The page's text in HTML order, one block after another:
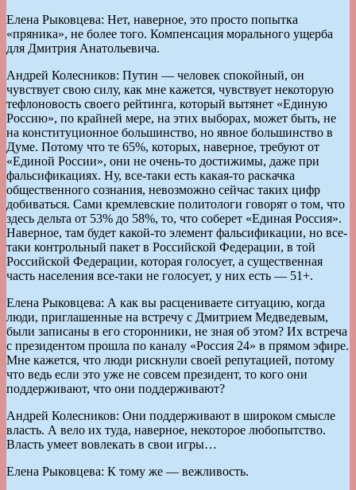
Елена Рыковцева: Нет, наверное, это просто попытка
«пряника», не более того. Компенсация морального ущерба
для Дмитрия Анатольевича.
Андрей Колесников: Путин — человек спокойный, он
чувствует свою силу, как мне кажется, чувствует некоторую
тефлоновость своего рейтинга, который вытянет «Единую
Россию», по крайней мере, на этих выборах, может быть, не
на конституционное большинство, но явное большинство в
Думе. Потому что те 65%, которых, наверное, требуют от
«Единой России», они не очень-то достижимы, даже при
фальсификациях. Ну, все-таки есть какая-то раскачка
общественного сознания, невозможно сейчас таких цифр
добиваться. Сами кремлевские политологи говорят о том, что
здесь дельта от 53% до 58%, то, что соберет «Единая Россия».
Наверное, там будет какой-то элемент фальсификации, но все-
таки контрольный пакет в Российской Федерации, в той
Российской Федерации, которая голосует, а существенная
часть населения все-таки не голосует, у них есть — 51+.
Елена Рыковцева: А как вы расцениваете ситуацию, когда
люди, приглашенные на встречу с Дмитрием Медведевым,
были записаны в его сторонники, не зная об этом? Их встреча
с президентом прошла по каналу «Россия 24» в прямом эфире.
Мне кажется, что люди рискнули своей репутацией, потому
что ведь если это уже не совсем президент, то кого они
поддерживают, что они поддерживают?
Андрей Колесников: Они поддерживают в широком смысле
власть. А вело их туда, наверное, некоторое любопытство.
Власть умеет вовлекать в свои игры…
Елена Рыковцева: К тому же — вежливость.